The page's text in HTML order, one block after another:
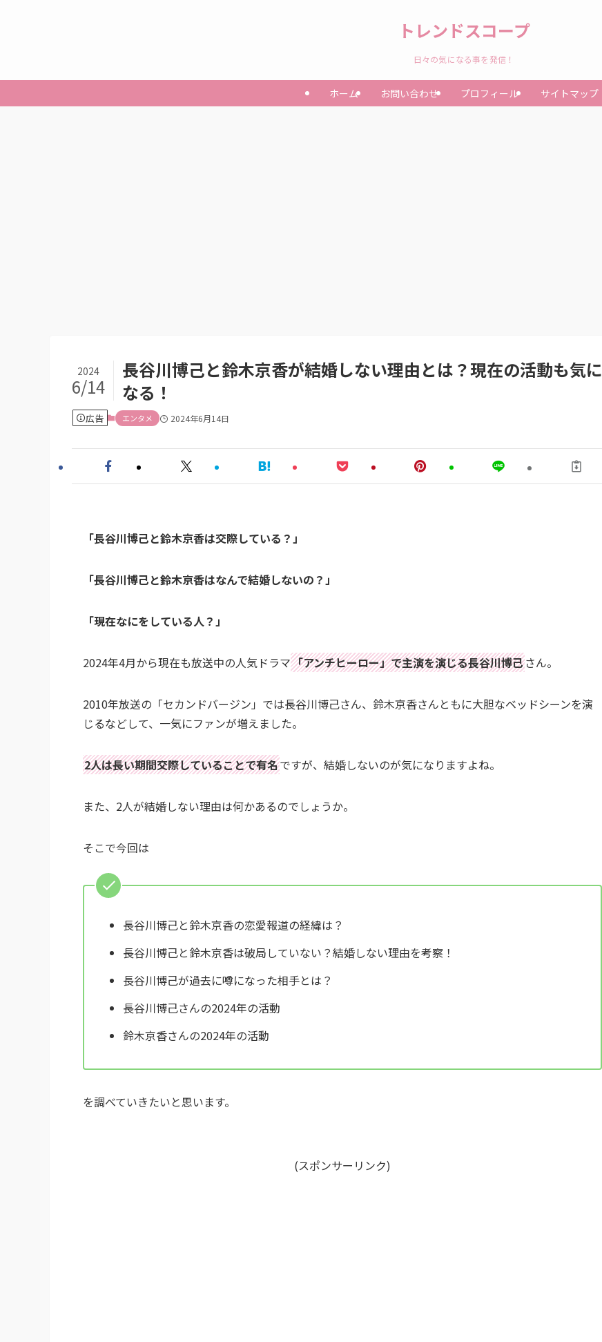
トレンドスコープ
日々の気になる事を発信！
ホーム お問い合わせ プロフィール サイトマップ
長谷川博己と鈴木京香が結婚しない理由とは？現在の活動も気に
なる！
2024
6/14
広告 エンタメ 2024年6月14日
「長谷川博己と鈴木京香は交際している？」
「長谷川博己と鈴木京香はなんで結婚しないの？」
「現在なにをしている人？」
2024年4月から現在も放送中の人気ドラマ「アンチヒーロー」で主演を演じる長谷川博己さん。
2010年放送の「セカンドバージン」では長谷川博己さん、鈴木京香さんともに大胆なベッドシーンを演
じるなどして、一気にファンが増えました。
2人は長い期間交際していることで有名ですが、結婚しないのが気になりますよね。
また、2人が結婚しない理由は何かあるのでしょうか。
そこで今回は
長谷川博己と鈴木京香の恋愛報道の経緯は？
長谷川博己と鈴木京香は破局していない？結婚しない理由を考察！
長谷川博己が過去に噂になった相手とは？
長谷川博己さんの2024年の活動
鈴木京香さんの2024年の活動
を調べていきたいと思います。
(スポンサーリンク)